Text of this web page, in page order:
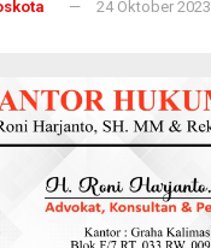
24 Oktober 2023